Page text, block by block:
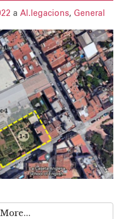
a Al.legacions, General